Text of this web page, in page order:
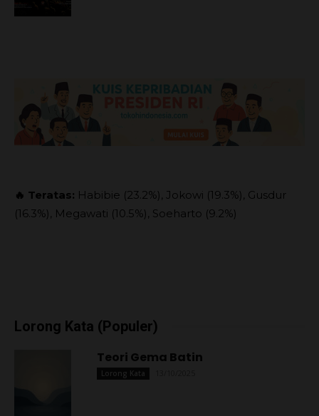
🔥 Teratas: Habibie (23.2%), Jokowi (19.3%), Gusdur
(16.3%), Megawati (10.5%), Soeharto (9.2%)
Lorong Kata (Populer)
Teori Gema Batin
Lorong Kata